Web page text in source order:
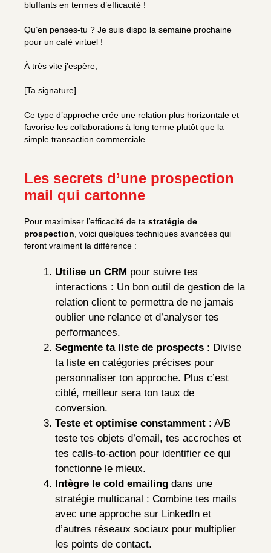
bluffants en termes d’efficacité !
Qu’en penses-tu ? Je suis dispo la semaine prochaine
pour un café virtuel !
À très vite j’espère,
[Ta signature]
Ce type d’approche crée une relation plus horizontale et
favorise les collaborations à long terme plutôt que la
simple transaction commerciale.
Les secrets d’une prospection
mail qui cartonne
Pour maximiser l’efficacité de ta stratégie de
prospection , voici quelques techniques avancées qui
feront vraiment la différence :
Utilise un CRM pour suivre tes
interactions : Un bon outil de gestion de la
relation client te permettra de ne jamais
oublier une relance et d’analyser tes
performances.
Segmente ta liste de prospects : Divise
ta liste en catégories précises pour
personnaliser ton approche. Plus c’est
ciblé, meilleur sera ton taux de
conversion.
Teste et optimise constamment : A/B
teste tes objets d’email, tes accroches et
tes calls-to-action pour identifier ce qui
fonctionne le mieux.
Intègre le cold emailing dans une
stratégie multicanal : Combine tes mails
avec une approche sur LinkedIn et
d’autres réseaux sociaux pour multiplier
les points de contact.